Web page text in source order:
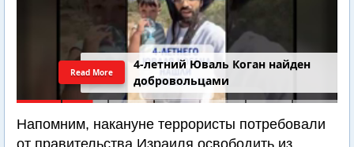
4-летний Юваль Коган найден
добровольцами
Read More
Напомним, накануне террористы потребовали
от правительства Израиля освободить из